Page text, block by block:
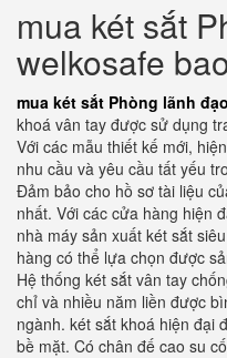
mua két sắt
welkosafe
mua két sắt Phòng lãnh
khoá vân tay được sử dụng
Với các mẫu thiết kế mới,
nhu cầu và yêu cầu tất yếu
Đảm bảo cho hồ sơ tài liệu
nhất. Với các cửa hàng hiện
nhà máy sản xuất két sắt
hàng có thể lựa chọn được
Hệ thống két sắt vân tay
chỉ và nhiều năm liền được
ngành. két sắt khoá hiện đại
bề mặt. Có chân đế cao su